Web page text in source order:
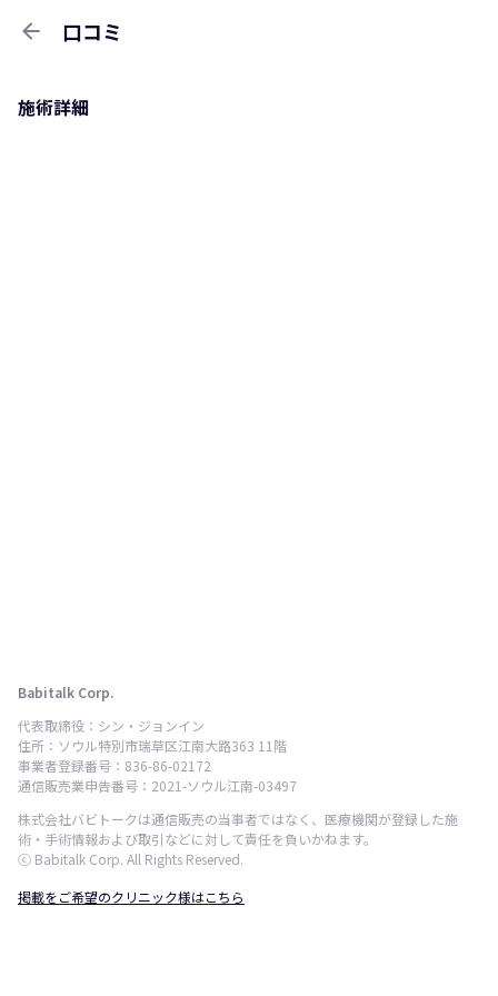
arrow_back 口コミ
施術詳細
Babitalk Corp.
代表取締役：シン・ジョンイン
住所：ソウル特別市瑞草区江南大路363 11階
事業者登録番号：836-86-02172
通信販売業申告番号：2021-ソウル江南-03497
株式会社バビトークは通信販売の当事者ではなく、医療機関が登録した施
術・手術情報および取引などに対して責任を負いかねます。
ⓒ Babitalk Corp. All Rights Reserved.
掲載をご希望のクリニック様はこちら